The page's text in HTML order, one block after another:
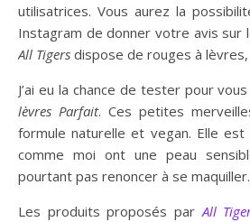
utilisatrices. Vous aurez la
Instagram de donner votre avis sur
All Tigers dispose de rouges à
J’ai eu la chance de tester pour
lèvres Parfait. Ces petites
formule naturelle et vegan. Elle est
comme moi ont une peau
pourtant pas renoncer à se maquiller.
Les produits proposés parAll